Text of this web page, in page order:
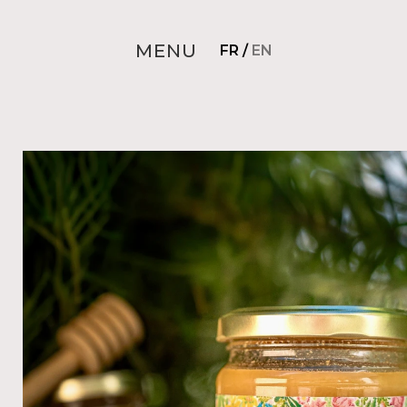
MENU FR / EN